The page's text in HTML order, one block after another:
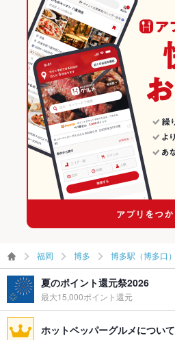
福岡 博多 博多駅（博多口）
夏のポイント還元祭2026
最大15,000ポイント還元
ホットペッパーグルメについて